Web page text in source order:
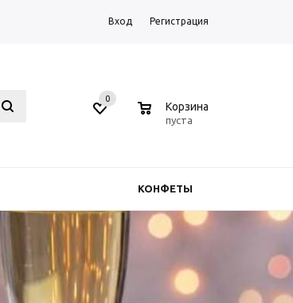
Вход Регистрация
0
Корзина
пуста
КОНФЕТЫ